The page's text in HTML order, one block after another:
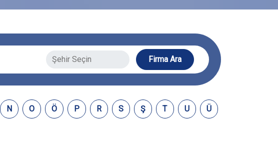
Firma Ara
N O Ö P R S Ş T U Ü